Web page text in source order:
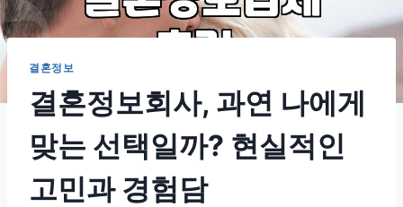
결혼정보
결혼정보회사, 과연 나에게
맞는 선택일까? 현실적인
고민과 경험담